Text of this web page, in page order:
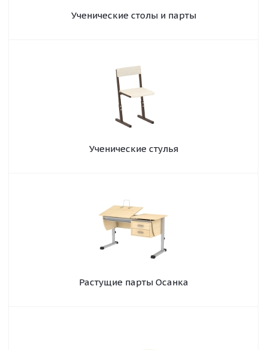
Ученические столы и парты
Ученические стулья
Растущие парты Осанка